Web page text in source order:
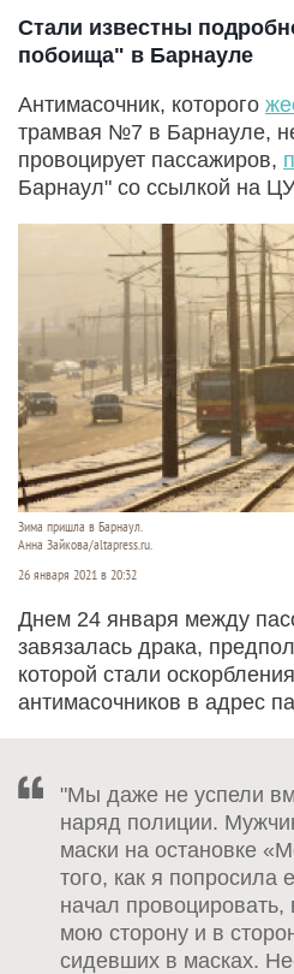
Стали известны
побоища" в Барнауле
Антимасочник, которого
трамвая №7 в Барнауле,
провоцирует пассажиров,
Барнаул" со ссылкой на
Зима пришла в Барнаул.
Анна Зайкова/altapress.ru.
26 января 2021 в 20:32
Днем 24 января между
завязалась драка,
которой стали
антимасочников в адрес
"Мы даже не успели
наряд полиции.
маски на остановке
того, как я попросила
начал провоцировать,
мою сторону и в
сидевших в масках.